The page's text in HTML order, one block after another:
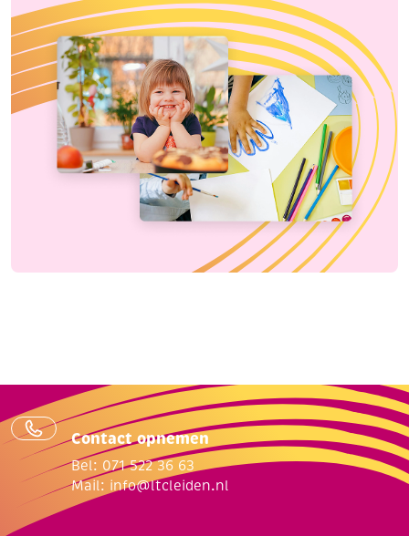
Contact opnemen
Bel: 071 522 36 63
Mail: info@ltcleiden.nl